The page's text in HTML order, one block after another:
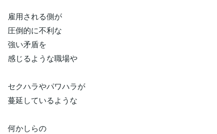
雇用される側が
圧倒的に不利な
強い矛盾を
感じるような職場や
セクハラやパワハラが
蔓延しているような
何かしらの